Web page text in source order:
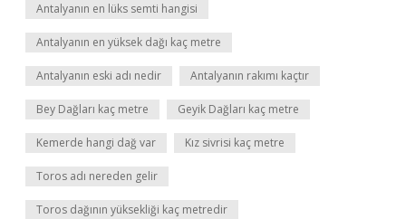
Antalyanın en lüks semti hangisi
Antalyanın en yüksek dağı kaç metre
Antalyanın eski adı nedir Antalyanın rakımı kaçtır
Bey Dağları kaç metre Geyik Dağları kaç metre
Kemerde hangi dağ var Kız sivrisi kaç metre
Toros adı nereden gelir
Toros dağının yüksekliği kaç metredir